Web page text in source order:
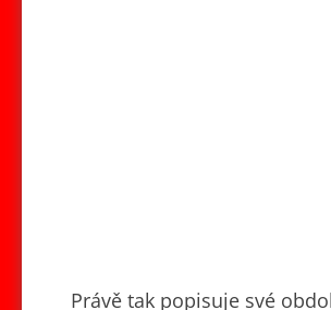
Právě tak popisuje své